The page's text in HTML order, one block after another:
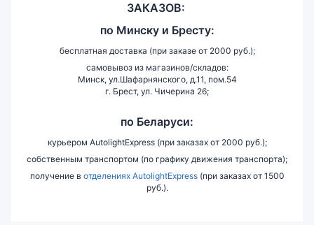
ЗАКАЗОВ:
по Минску и Бресту:
бесплатная доставка (при заказе от 2000 руб.);
самовывоз из магазинов/складов:
Минск, ул.Шафарнянского, д.11, пом.54
г. Брест, ул. Чичерина 26;
по Беларуси:
курьером AutolightExpress (при заказах от 2000 руб.);
собственным транспортом (по графику движения транспорта);
получение в отделениях AutolightExpress(при заказах от 1500
руб.).